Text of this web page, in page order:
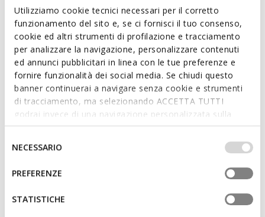
Utilizziamo cookie tecnici necessari per il corretto
funzionamento del sito e, se ci fornisci il tuo consenso,
cookie ed altri strumenti di profilazione e tracciamento
per analizzare la navigazione, personalizzare contenuti
ed annunci pubblicitari in linea con le tue preferenze e
fornire funzionalità dei social media. Se chiudi questo
banner continuerai a navigare senza cookie e strumenti
di tracciamento, ma selezionando ACCETTA TUTTI
godrai invece di una navigazione personalizzata sulla
base dei tuoi gusti ed interessi. Selezionando
IMPOSTAZIONI potrai anche scegliere quali cookies ed
altri strumenti di tracciamento autorizzare. Per maggiori
informazioni o per modificare in qualsiasi momento le
tue impostazioni, visita la nostra
consenso
NECESSARIO
PREFERENZE
STATISTICHE
Features
By purchasing this product, you are
supporting Leather Working Group certified
tanneries
Thickness of sole: 4,5 cm / 1,8"
Lace fastening; Removable insole
Materials
Technologies